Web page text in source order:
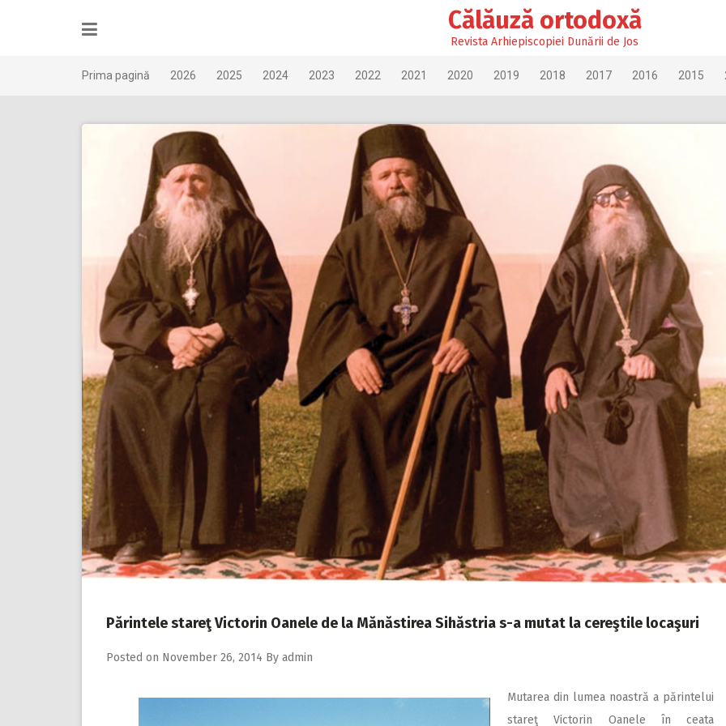
Călăuză ortodoxă
Revista Arhiepiscopiei Dunării de Jos
Prima pagină 2026 2025 2024 2023 2022 2021 2020 2019 2018 2017 2016 2015
Părintele stareţ Victorin Oanele de la Mănăstirea Sihăstria s-a mutat la cereştile locaşuri
Posted on November 26, 2014 By admin
Mutarea din lumea noastră a părintelui
stareţ Victorin Oanele în ceata